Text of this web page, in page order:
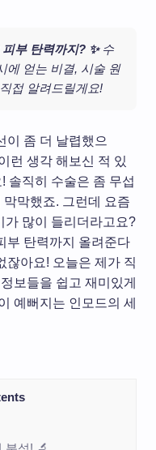
부 탄력까지? ✨수
에 얻는 비결, 시술 원
접 알려드릴게요!
이 좀 더 날렵했으
런 생각 해보신 적 있
솔직히 수술은 좀 무섭
막했죠. 그런데 요즘
가 많이 들리더라고요?
부 탄력까지 올려준다
잖아요! 오늘은 제가 직
보들을 쉽고 재미있게
예뻐지는 인모드의 세